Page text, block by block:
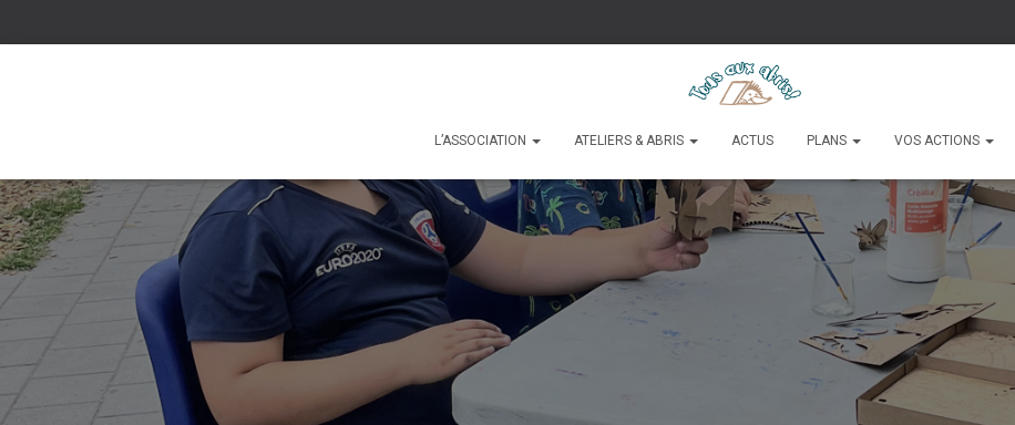
L’ASSOCIATION ATELIERS & ABRIS ACTUS PLANS VOS ACTIONS